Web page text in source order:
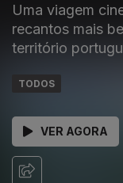
Uma viagem
recantos mais
território
TODOS
VER AGORA